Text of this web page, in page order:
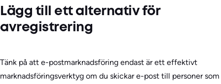
Lägg till ett alternativ för
avregistrering
Tänk på att e-postmarknadsföring endast är ett effektivt
marknadsföringsverktyg om du skickar e-post till personer som